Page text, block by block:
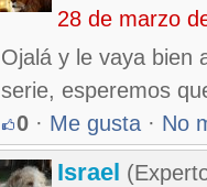
28 de marzo
Ojalá y le vaya bien
serie, esperemos
0 · Me gusta · No
Israel